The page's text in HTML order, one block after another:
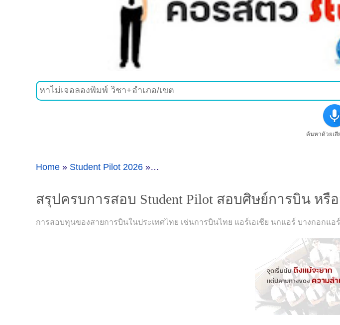
ค้นหาด้วยเสี
Home » Student Pilot 2026 » สรุปครบการสอบ Student Pilot สอบศิษย์การบิน
สรุปครบการสอบ Student Pilot สอบศิษย์การบิน ห
การสอบทุนของสายการบินในประเทศไทย เช่นการบินไทย แอร์เอเชีย นกแอร์ บางกอกแ